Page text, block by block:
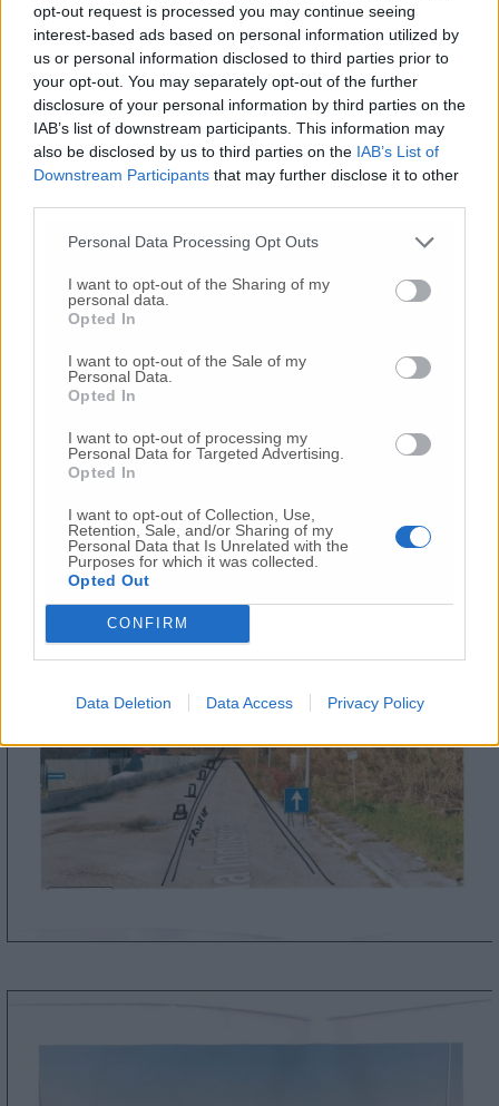
opt-out request is processed you may continue seeing
interest-based ads based on personal information utilized by
us or personal information disclosed to third parties prior to
your opt-out. You may separately opt-out of the further
disclosure of your personal information by third parties on the
IAB’s list of downstream participants. This information may
also be disclosed by us to third parties on the IAB’s List of
Downstream Participants that may further disclose it to other
Personal Data Processing Opt Outs
I want to opt-out of the Sharing of my
personal data.
Opted In
I want to opt-out of the Sale of my
Personal Data.
Opted In
I want to opt-out of processing my
Personal Data for Targeted Advertising.
Opted In
I want to opt-out of Collection, Use,
Retention, Sale, and/or Sharing of my
Personal Data that Is Unrelated with the
Purposes for which it was collected.
Opted Out
CONFIRM
Data Deletion Data Access Privacy Policy